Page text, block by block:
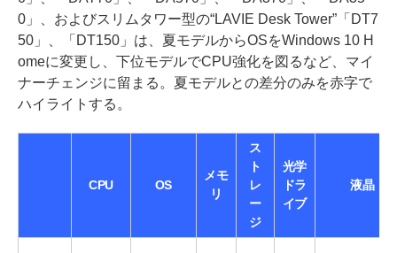
0」、およびスリムタワー型の“LAVIE Desk Tower”「DT7
50」、「DT150」は、夏モデルからOSをWindows 10 H
omeに変更し、下位モデルでCPU強化を図るなど、マイ
ナーチェンジに留まる。夏モデルとの差分のみを赤字で
ハイライトする。
CPU OS
メモ
リ
ス
ト
レ
ー
ジ
光学
ドラ
イブ
液晶